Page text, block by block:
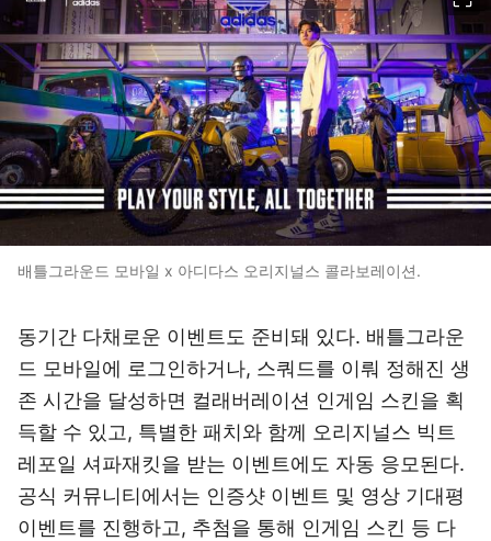
배틀그라운드 모바일 x 아디다스 오리지널스 콜라보레이션.
동기간 다채로운 이벤트도 준비돼 있다. 배틀그라운
드 모바일에 로그인하거나, 스쿼드를 이뤄 정해진 생
존 시간을 달성하면 컬래버레이션 인게임 스킨을 획
득할 수 있고, 특별한 패치와 함께 오리지널스 빅트
레포일 셔파재킷을 받는 이벤트에도 자동 응모된다.
공식 커뮤니티에서는 인증샷 이벤트 및 영상 기대평
이벤트를 진행하고, 추첨을 통해 인게임 스킨 등 다